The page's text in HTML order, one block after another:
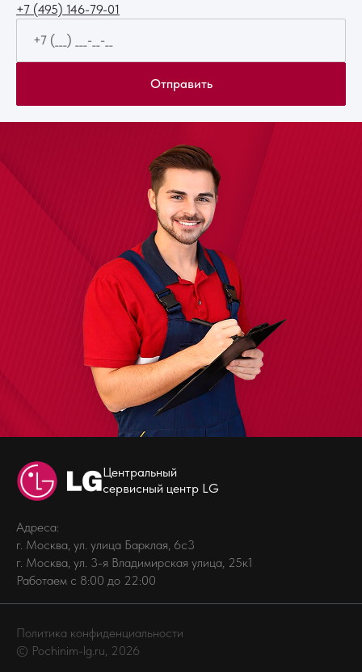
+7 (495) 146-79-01
Отправить
Центральный
сервисный центр LG
Адреса:
г. Москва, ул. улица Барклая, 6с3
г. Москва, ул. 3-я Владимирская улица, 25к1
Работаем с 8:00 до 22:00
© Pochinim-lg.ru, 2026
Политика конфиденциальности